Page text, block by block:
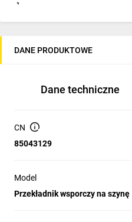
DANE PRODUKTOWE
Dane techniczne
CN
85043129
Model
Przekładnik wsporczy na szynę